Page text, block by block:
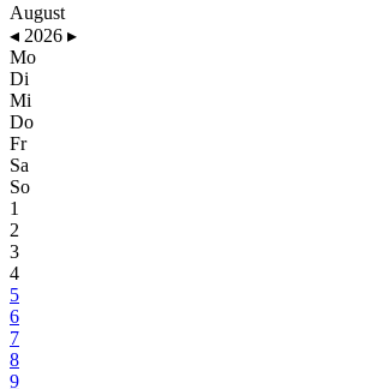
August
◂ 2026 ▸
Mo
Di
Mi
Do
Fr
Sa
So
1
2
3
4
5
6
7
8
9